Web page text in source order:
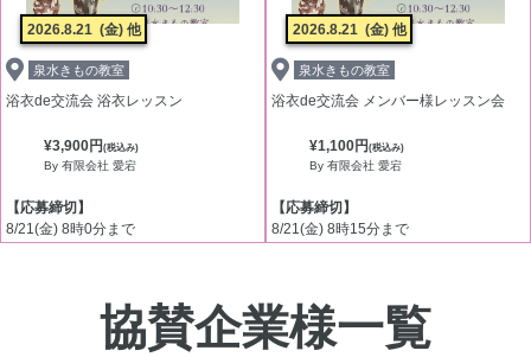
2026.8.21 (金) 他
泉水きもの教室
浴衣de交流会 浴衣レッスン
¥3,900円 (税込み)
By 有限会社 愛宕
【応募締切】
8/21(金) 8時0分まで
2026.8.21 (金) 他
泉水きもの教室
浴衣de交流会 メンバー様レッスン会
¥1,100円 (税込み)
By 有限会社 愛宕
【応募締切】
8/21(金) 8時15分まで
協賛企業様一覧